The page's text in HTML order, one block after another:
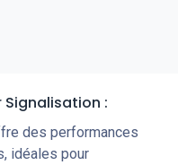
:
des performances
idéales pour